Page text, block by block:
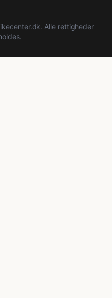
Alle rettigheder